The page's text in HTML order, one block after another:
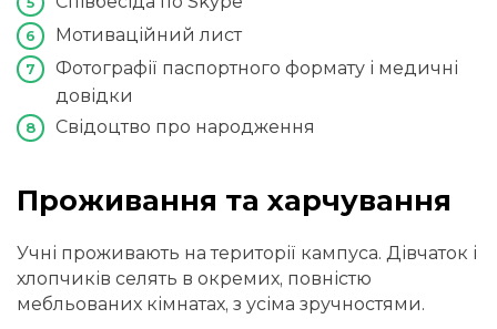
Мотиваційний лист
Фотографії паспортного формату і медичні
довідки
Свідоцтво про народження
Проживання та харчування
Учні проживають на території кампуса. Дівчаток і
хлопчиків селять в окремих, повністю
мебльованих кімнатах, з усіма зручностями.